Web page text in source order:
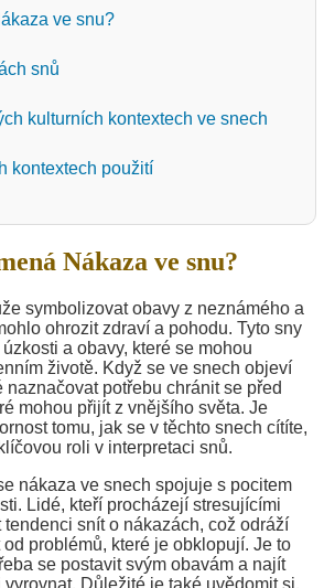
ve snu?
snů
kulturních kontextech ve snech
kontextech použití
Nákaza ve snu?
symbolizovat obavy z neznámého a
ohrozit zdraví a pohodu. Tyto sny
a obavy, které se mohou
životě. Když se ve snech objeví
naznačovat potřebu chránit se před
mohou přijít z vnějšího světa. Je
tomu, jak se v těchto snech cítíte,
roli v interpretaci snů.
nákaza ve snech spojuje s pocitem
Lidé, kteří procházejí stresujícími
snít o nákazách, což odráží
problémů, které je obklopují. Je to
se postavit svým obavám a najít
Důležité je také uvědomit si,